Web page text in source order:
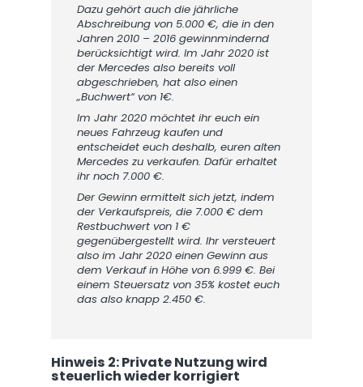
Dazu gehört auch die jährliche
Abschreibung von 5.000 €, die in den
Jahren 2010 – 2016 gewinnmindernd
berücksichtigt wird. Im Jahr 2020 ist
der Mercedes also bereits voll
abgeschrieben, hat also einen
„Buchwert“ von 1€.
Im Jahr 2020 möchtet ihr euch ein
neues Fahrzeug kaufen und
entscheidet euch deshalb, euren alten
Mercedes zu verkaufen. Dafür erhaltet
ihr noch 7.000 €.
Der Gewinn ermittelt sich jetzt, indem
der Verkaufspreis, die 7.000 € dem
Restbuchwert von 1 €
gegenübergestellt wird. Ihr versteuert
also im Jahr 2020 einen Gewinn aus
dem Verkauf in Höhe von 6.999 €. Bei
einem Steuersatz von 35% kostet euch
das also knapp 2.450 €.
Hinweis 2: Private Nutzung wird
steuerlich wieder korrigiert